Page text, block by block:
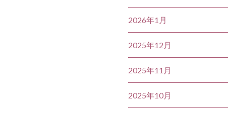
2026年1月
2025年12月
2025年11月
2025年10月